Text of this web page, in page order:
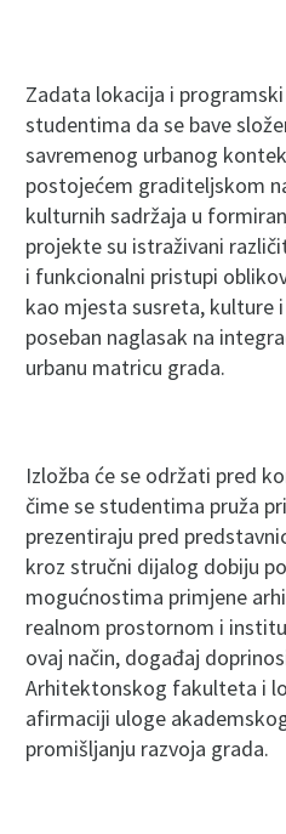
Zadata lokacija i
studentima da se bave
savremenog urbanog
postojećem graditeljskom
kulturnih sadržaja u
projekte su istraživani
i funkcionalni pristupi
kao mjesta susreta, kulture
poseban naglasak na
urbanu matricu grada.
Izložba će se održati pred
čime se studentima pruža
prezentiraju pred
kroz stručni dijalog dobiju
mogućnostima primjene
realnom prostornom i
ovaj način, događaj
Arhitektonskog fakulteta i
afirmaciji uloge
promišljanju razvoja grada.